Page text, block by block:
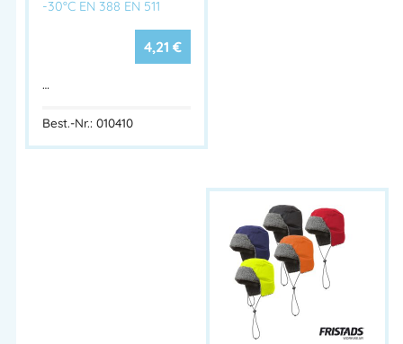
Hersteller:
FHB original GmbH & Co. KG
Herstelleranschrift:
Mehr Information E-Mail: info@bannenberg.at
-30°C EN 388 EN 511
4,21 €
…
Best.-Nr.: 010410